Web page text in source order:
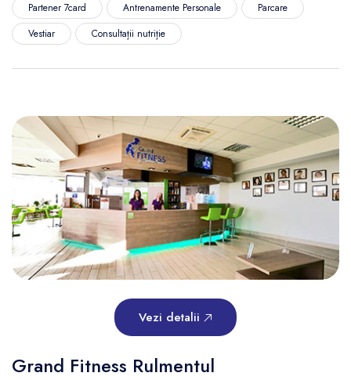
Partener 7card Antrenamente Personale
Parcare
Vestiar
Consultații nutriție
Vezi detalii
Grand Fitness Rulmentul